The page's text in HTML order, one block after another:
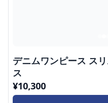
デニムワンピース ス
ス
¥10,300